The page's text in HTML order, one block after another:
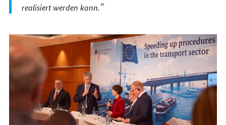
realisiert werden kann.